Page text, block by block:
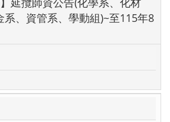
系、資管系、學動組)~至115年8